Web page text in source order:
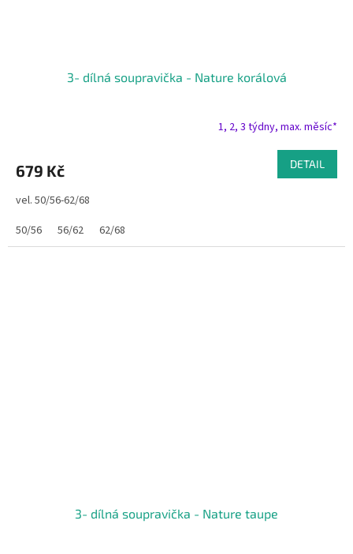
3- dílná soupravička - Nature korálová
1, 2, 3 týdny, max. měsíc*
679 Kč DETAIL
vel. 50/56-62/68
50/56
56/62 62/68
3- dílná soupravička - Nature taupe